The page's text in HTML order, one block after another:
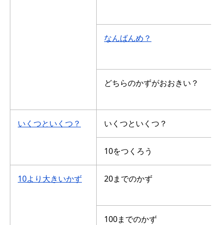
なんばんめ？
どちらのかずがおおきい？
いくつといくつ？ いくつといくつ？
10をつくろう
10より大きいかず 20までのかず
100までのかず